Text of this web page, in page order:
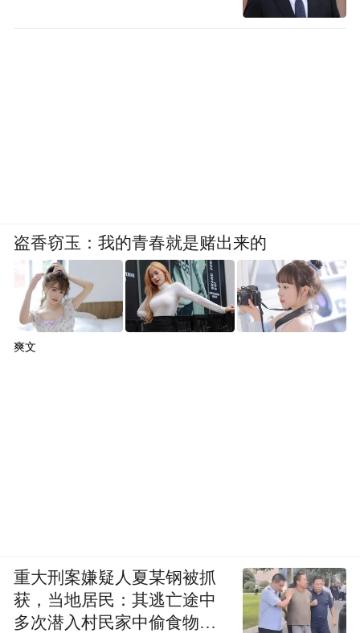
盗香窃玉：我的青春就是赌出来的
爽文
重大刑案嫌疑人夏某钢被抓
获，当地居民：其逃亡途中
多次潜入村民家中偷食物被